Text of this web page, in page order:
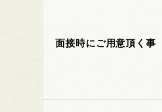
面接時にご用意頂く事